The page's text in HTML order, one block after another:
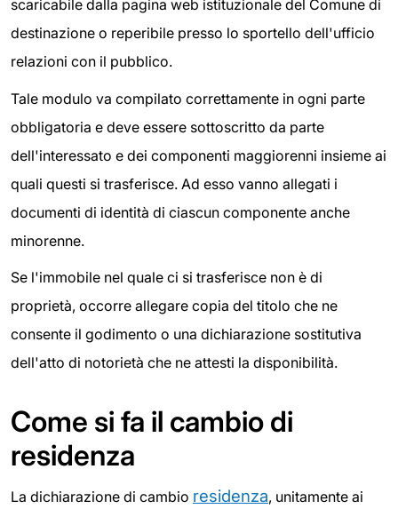
scaricabile dalla pagina web istituzionale del Comune di
destinazione o reperibile presso lo sportello dell'ufficio
relazioni con il pubblico.
Tale modulo va compilato correttamente in ogni parte
obbligatoria e deve essere sottoscritto da parte
dell'interessato e dei componenti maggiorenni insieme ai
quali questi si trasferisce. Ad esso vanno allegati i
documenti di identità di ciascun componente anche
minorenne.
Se l'immobile nel quale ci si trasferisce non è di
proprietà, occorre allegare copia del titolo che ne
consente il godimento o una dichiarazione sostitutiva
dell'atto di notorietà che ne attesti la disponibilità.
Come si fa il cambio di
residenza
La dichiarazione di cambio residenza, unitamente ai